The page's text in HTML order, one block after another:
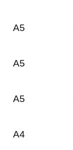
A5
A5
A5
A4